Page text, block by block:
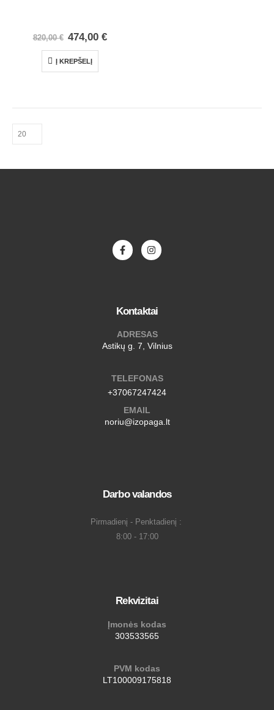
820,00€ 474,00€
Į KREPŠELĮ
Kontaktai
ADRESAS
Astikų g. 7, Vilnius
TELEFONAS
+37067247424
EMAIL
noriu@izopaga.lt
Darbo valandos
Pirmadienį - Penktadienį :
8:00 - 17:00
Rekvizitai
Įmonės kodas
303533565
PVM kodas
LT100009175818